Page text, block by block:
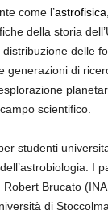
come l’astrofisica
della storia
delle
generazioni di
scientifico.
studenti
I
Brucato
di